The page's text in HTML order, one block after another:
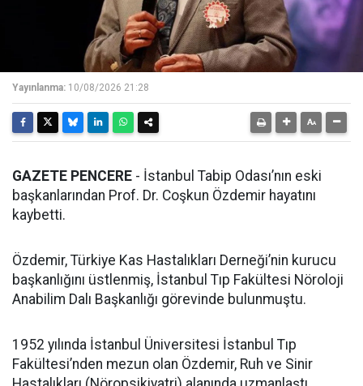
Yayınlanma: 10/08/2026 21:28
GAZETE PENCERE - İstanbul Tabip Odası’nın eski
başkanlarından Prof. Dr. Coşkun Özdemir hayatını
kaybetti.
Özdemir, Türkiye Kas Hastalıkları Derneği’nin kurucu
başkanlığını üstlenmiş, İstanbul Tıp Fakültesi Nöroloji
Anabilim Dalı Başkanlığı görevinde bulunmuştu.
1952 yılında İstanbul Üniversitesi İstanbul Tıp
Fakültesi’nden mezun olan Özdemir, Ruh ve Sinir